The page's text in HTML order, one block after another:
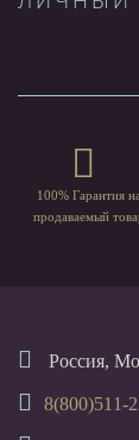
100% Гарантия на
продаваемый
Россия,
8(800)511-